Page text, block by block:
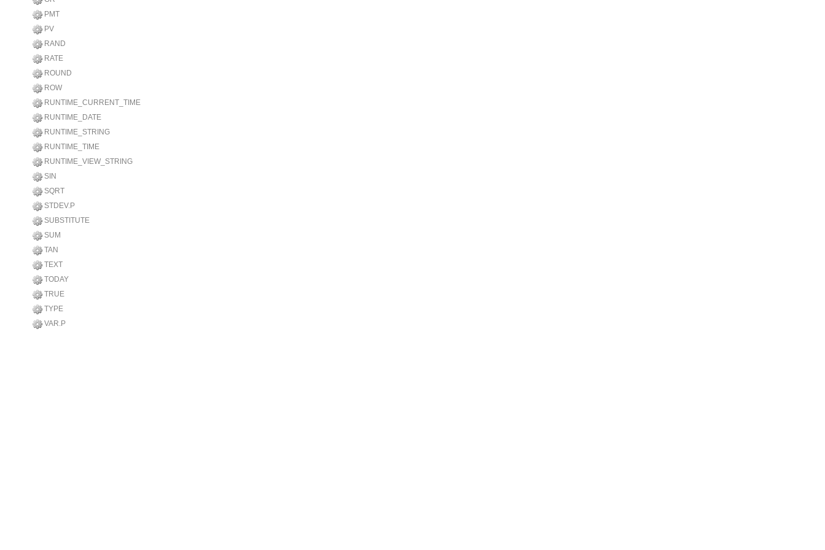
PMT
PV
RAND
RATE
ROUND
ROW
RUNTIME_CURRENT_TIME
RUNTIME_DATE
RUNTIME_STRING
RUNTIME_TIME
RUNTIME_VIEW_STRING
SIN
SQRT
STDEV.P
SUBSTITUTE
SUM
TAN
TEXT
TODAY
TRUE
TYPE
VAR.P